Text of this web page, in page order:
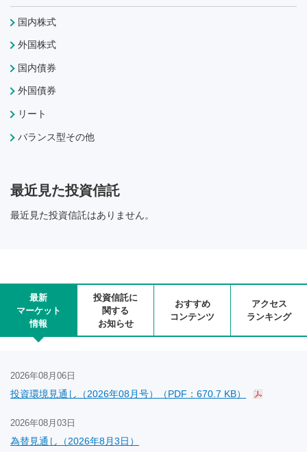
国内株式
外国株式
国内債券
外国債券
リート
バランス型その他
最近見た投資信託
最近見た投資信託はありません。
最新
マーケット
情報
投資信託に
関する
お知らせ
おすすめ
コンテンツ
アクセス
ランキング
2026年08月06日
投資環境見通し（2026年08月号）（PDF：670.7 KB）
2026年08月03日
為替見通し（2026年8月3日）